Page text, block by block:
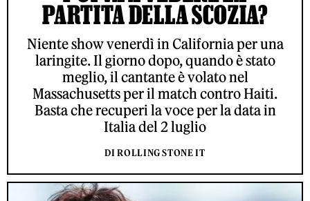
PARTITA DELLA SCOZIA?
Niente show venerdì in California per una
laringite. Il giorno dopo, quando è stato
meglio, il cantante è volato nel
Massachusetts per il match contro Haiti.
Basta che recuperi la voce per la data in
Italia del 2 luglio
DI ROLLING STONE IT